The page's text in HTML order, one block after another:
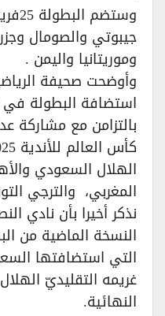
وستضم
جيبوتي والصومال
وموريتانيا واليمن .
وأوضحت صحيفة
استضافة البطولة في
بالتزامن مع مشاركة
كأس العالم للأندية 2025 وهي..
الهلال السعودي
المغربي، والترجي
نذكر أخيرا بأن نادي
التي استضافتها
النهائية.